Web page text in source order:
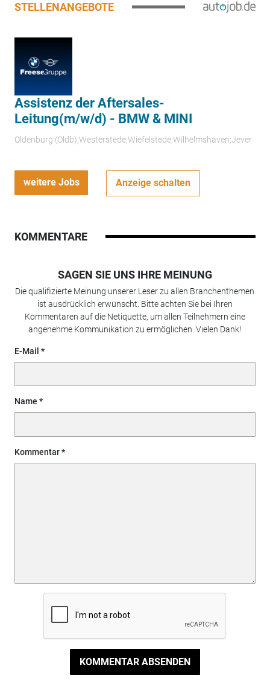
STELLENANGEBOTE
Assistenz der Aftersales-
Leitung(m/w/d) - BMW & MINI
Oldenburg (Oldb);Westerstede;Wiefelstede;Wilhelmshaven;Jever
weitere Jobs Anzeige schalten
KOMMENTARE
SAGEN SIE UNS IHRE MEINUNG
Die qualifizierte Meinung unserer Leser zu allen Branchenthemen
ist ausdrücklich erwünscht. Bitte achten Sie bei Ihren
Kommentaren auf die Netiquette, um allen Teilnehmern eine
angenehme Kommunikation zu ermöglichen. Vielen Dank!
E-Mail
Name
Kommentar
KOMMENTAR ABSENDEN